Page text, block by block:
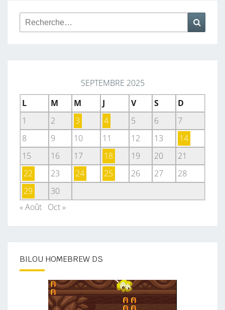
Rechercher :
SEPTEMBRE 2025
L
M M J V S
D
1
2 3 4 5 6
7
8
9 10 11 12 13
14
15
16 17 18 19 20
21
22
23 24 25 26 27
28
29
30
« Août Oct »
BILOU HOMEBREW DS